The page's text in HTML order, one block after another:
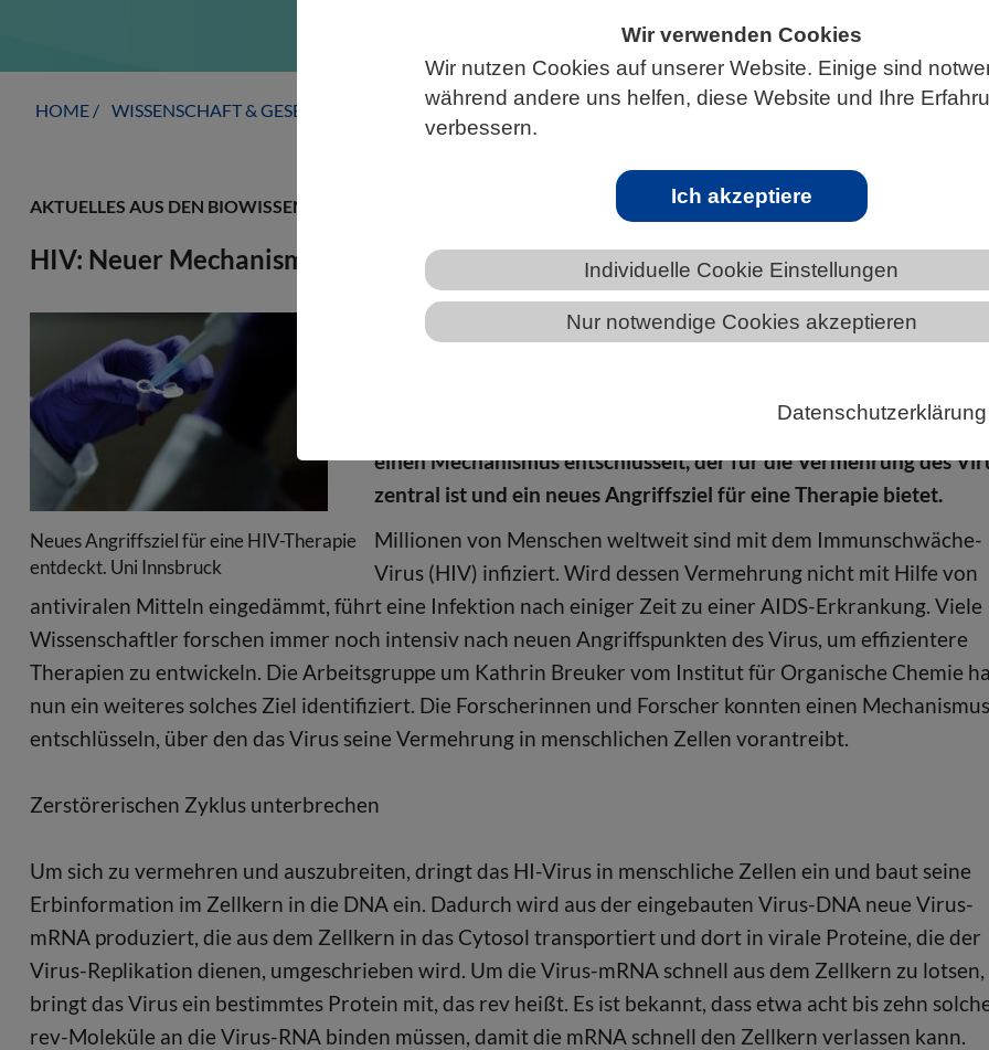
Wir verwenden Cookies
Wir nutzen Cookies auf unserer Website. Einige sind
während andere uns helfen, diese Website und Ihre
verbessern.
Ich akzeptiere
Individuelle Cookie Einstellungen
Nur notwendige Cookies akzeptieren
Datenschutzerklärung
HOME WISSENSCHAFT & GESELLSCHAFT AKTUELLES
AKTUELLES AUS DEN BIOWISSENSCHAFTEN
HIV: Neuer Mechanismus entdeckt
Neues Angriffsziel für eine HIV-Therapie
entdeckt. Uni Innsbruck
Der Kampf gegen HIV ist auch nach jahrelanger Forschung nicht
Ebene im Körper vermehrt. Ein Team um Kathrin Breuker hat nun
einen Mechanismus entschlüsselt, der für die Vermehrung des
zentral ist und ein neues Angriffsziel für eine Therapie bietet.
Millionen von Menschen weltweit sind mit dem Immunschwäche-
Virus (HIV) infiziert. Wird dessen Vermehrung nicht mit Hilfe von
antiviralen Mitteln eingedämmt, führt eine Infektion nach einiger Zeit zu einer AIDS-Erkrankung. Viele
Wissenschaftler forschen immer noch intensiv nach neuen Angriffspunkten des Virus, um effizientere
Therapien zu entwickeln. Die Arbeitsgruppe um Kathrin Breuker vom Institut für Organische Chemie
nun ein weiteres solches Ziel identifiziert. Die Forscherinnen und Forscher konnten einen Mechanismus
entschlüsseln, über den das Virus seine Vermehrung in menschlichen Zellen vorantreibt.
Zerstörerischen Zyklus unterbrechen
Um sich zu vermehren und auszubreiten, dringt das HI-Virus in menschliche Zellen ein und baut seine
Erbinformation im Zellkern in die DNA ein. Dadurch wird aus der eingebauten Virus-DNA neue Virus-
mRNA produziert, die aus dem Zellkern in das Cytosol transportiert und dort in virale Proteine, die der
Virus-Replikation dienen, umgeschrieben wird. Um die Virus-mRNA schnell aus dem Zellkern zu lotsen,
bringt das Virus ein bestimmtes Protein mit, das rev heißt. Es ist bekannt, dass etwa acht bis zehn
rev-Moleküle an die Virus-RNA binden müssen, damit die mRNA schnell den Zellkern verlassen kann.